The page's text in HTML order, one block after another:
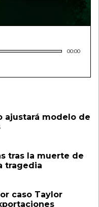
00:00
ajustará modelo de
tras la muerte de
tragedia
caso Taylor